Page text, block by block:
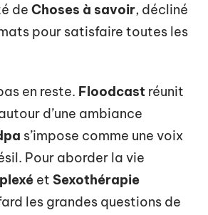
de Choses à savoir, décliné
pour satisfaire toutes les
en reste. Floodcast réunit
d’une ambiance
s’impose comme une voix
Pour aborder la vie
et Sexothérapie
les grandes questions de